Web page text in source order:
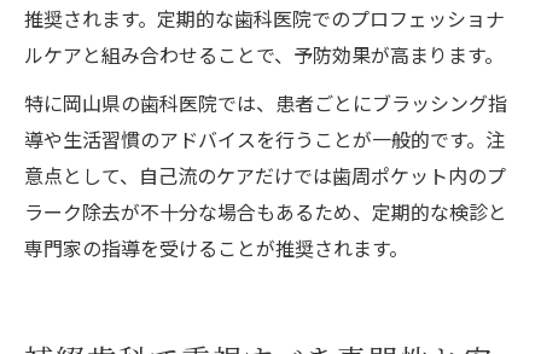
推奨されます。定期的な歯科医院でのプロフェッショナ
ルケアと組み合わせることで、予防効果が高まります。
特に岡山県の歯科医院では、患者ごとにブラッシング指
導や生活習慣のアドバイスを行うことが一般的です。注
意点として、自己流のケアだけでは歯周ポケット内のプ
ラーク除去が不十分な場合もあるため、定期的な検診と
専門家の指導を受けることが推奨されます。